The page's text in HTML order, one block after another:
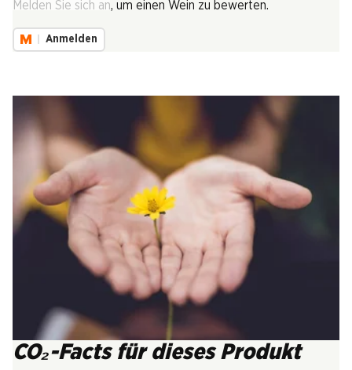
Melden Sie sich an, um einen Wein zu bewerten.
Anmelden
CO₂-Facts für dieses Produkt